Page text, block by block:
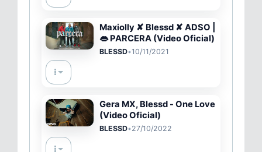
Maxiolly ✘ Blessd ✘ ADSO |
👄 PARCERA (Video Oficial)
BLESSD•10/11/2021
Gera MX, Blessd - One Love
(Video Oficial)
BLESSD•27/10/2022